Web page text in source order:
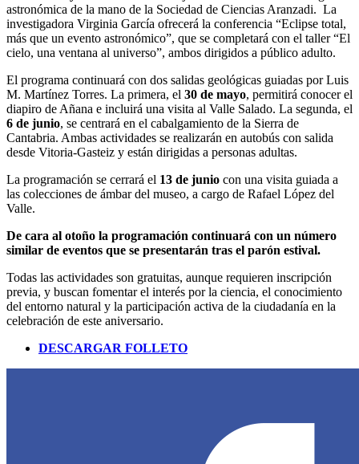
astronómica de la mano de la Sociedad de Ciencias Aranzadi. La
investigadora Virginia García ofrecerá la conferencia “Eclipse total,
más que un evento astronómico”, que se completará con el taller “El
cielo, una ventana al universo”, ambos dirigidos a público adulto.
El programa continuará con dos salidas geológicas guiadas por Luis
M. Martínez Torres. La primera, el 30 de mayo, permitirá conocer el
diapiro de Añana e incluirá una visita al Valle Salado. La segunda, el
6 de junio, se centrará en el cabalgamiento de la Sierra de
Cantabria. Ambas actividades se realizarán en autobús con salida
desde Vitoria-Gasteiz y están dirigidas a personas adultas.
La programación se cerrará el 13 de junio con una visita guiada a
las colecciones de ámbar del museo, a cargo de Rafael López del
Valle.
De cara al otoño la programación continuará con un número
similar de eventos que se presentarán tras el parón estival.
Todas las actividades son gratuitas, aunque requieren inscripción
previa, y buscan fomentar el interés por la ciencia, el conocimiento
del entorno natural y la participación activa de la ciudadanía en la
celebración de este aniversario.
DESCARGAR FOLLETO